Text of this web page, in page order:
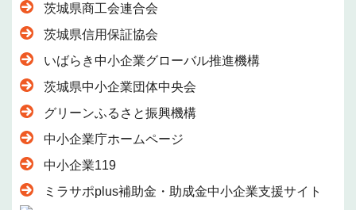
茨城県商工会連合会
茨城県信用保証協会
いばらき中小企業グローバル推進機構
茨城県中小企業団体中央会
グリーンふるさと振興機構
中小企業庁ホームページ
中小企業119
ミラサポplus補助金・助成金中小企業支援サイト